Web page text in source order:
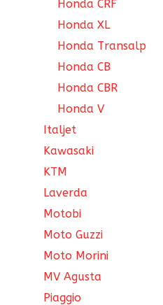
Honda CRF
Honda XL
Honda Transalp
Honda CB
Honda CBR
Honda V
Italjet
Kawasaki
KTM
Laverda
Motobi
Moto Guzzi
Moto Morini
MV Agusta
Piaggio